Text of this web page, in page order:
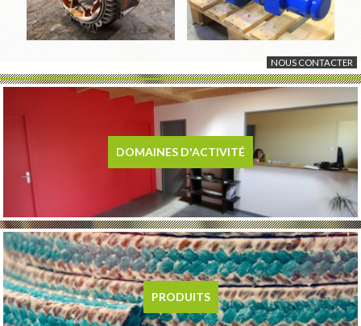
NOUS CONTACTER
DOMAINES D'ACTIVITÉ
PRODUITS